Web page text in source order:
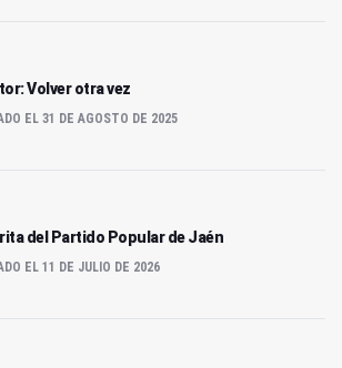
Volver otra vez
EL 31 DE AGOSTO DE 2025
del Partido Popular de Jaén
EL 11 DE JULIO DE 2026